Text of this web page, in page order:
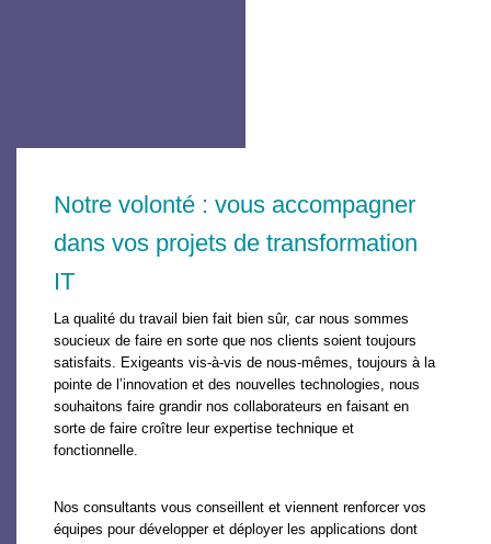
Notre volonté : vous accompagner
dans vos projets de transformation
IT
La qualité du travail bien fait bien sûr, car nous sommes
soucieux de faire en sorte que nos clients soient toujours
satisfaits. Exigeants vis-à-vis de nous-mêmes, toujours à la
pointe de l’innovation et des nouvelles technologies, nous
souhaitons faire grandir nos collaborateurs en faisant en
sorte de faire croître leur expertise technique et
fonctionnelle.
Nos consultants vous conseillent et viennent renforcer vos
équipes pour développer et déployer les applications dont